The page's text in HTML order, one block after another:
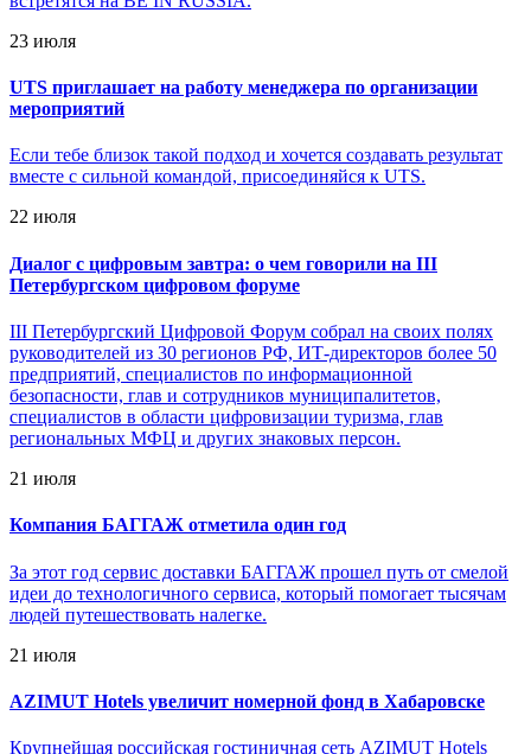
23 июля
UTS приглашает на работу менеджера по организации
мероприятий
Если тебе близок такой подход и хочется создавать результат
вместе с сильной командой, присоединяйся к UTS.
22 июля
Диалог с цифровым завтра: о чем говорили на III
Петербургском цифровом форуме
III Петербургский Цифровой Форум собрал на своих полях
руководителей из 30 регионов РФ, ИТ-директоров более 50
предприятий, специалистов по информационной
безопасности, глав и сотрудников муниципалитетов,
специалистов в области цифровизации туризма, глав
региональных МФЦ и других знаковых персон.
21 июля
Компания БАГГАЖ отметила один год
За этот год сервис доставки БАГГАЖ прошел путь от смелой
идеи до технологичного сервиса, который помогает тысячам
людей путешествовать налегке.
21 июля
AZIMUT Hotels увеличит номерной фонд в Хабаровске
Крупнейшая российская гостиничная сеть AZIMUT Hotels